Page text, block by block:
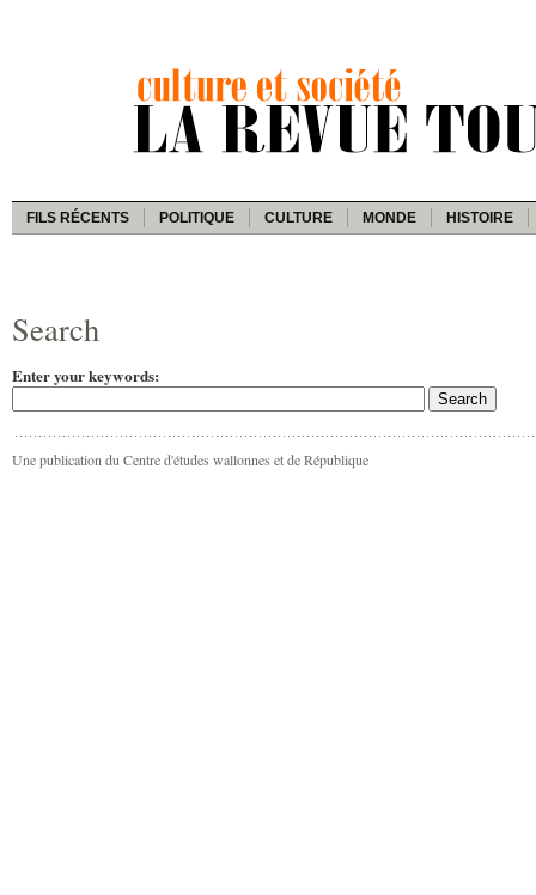
FILS RÉCENTS POLITIQUE CULTURE MONDE HISTOIRE
Search
Enter your keywords:
Une publication du Centre d'études wallonnes et de République